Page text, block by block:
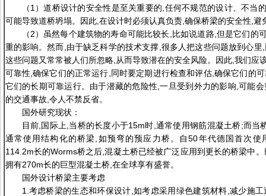
（1）道桥设计的安全性是至关重要的,任何不规范的设计、不当
可能导致道桥坍塌。因此,在设计时必须认真负责,确保桥梁的安全性,避
（2）虽然每个建筑物的寿命可能比较长,比如说道路,但是它们的
重的影响。然而,由于缺乏科学的技术支撑,很多人把这些问题放到心里
这些问题又常常被人们所忽略,从而导致潜在的安全风险。因此,我们应
可靠性,确保它们的正常运行,同时要定期进行检查和评估,确保它们的
它们的长期可靠运行。由于潜藏的危险性,一旦受到外力的影响,可能
的交通事故,令人不禁反省。
国外研究现状：
目前,国际上,当桥的长度小于15m时,通常使用钢筋混凝土桥;而当
通常使用结构化的桥梁,如预弯的预应力桥。自50年代德国首次使
114.2m长的Worms桥之后,混凝土桥已经被广泛应用到更长的桥梁中
拥有270m长的巨型混凝土桥,在全球享有盛誉。
国外设计桥梁主要考虑
1.考虑桥梁的生态和环保设计,如考虑采用绿色建筑材料,减少施